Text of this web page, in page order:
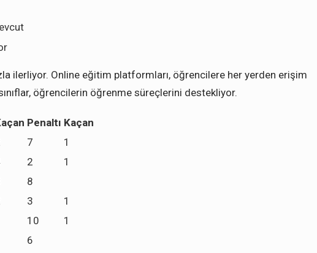
ilerliyor. Online eğitim platformları, öğrencilere her yerden erişim
öğrencilerin öğrenme süreçlerini destekliyor.
Penaltı Kaçan
7
1
2
1
8
3
1
10
1
6